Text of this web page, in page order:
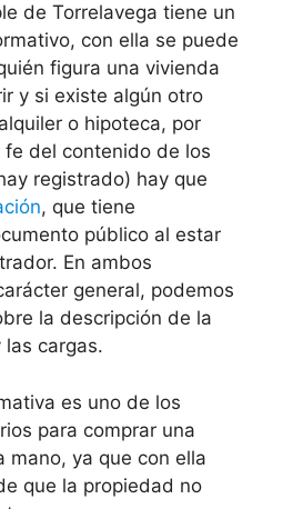
de Torrelavega tiene un
con ella se puede
figura una vivienda
y si existe algún otro
o hipoteca, por
fe del contenido de los
registrado) hay que
, que tiene
público al estar
En ambos
general, podemos
la descripción de la
cargas.
es uno de los
para comprar una
mano, ya que con ella
que la propiedad no